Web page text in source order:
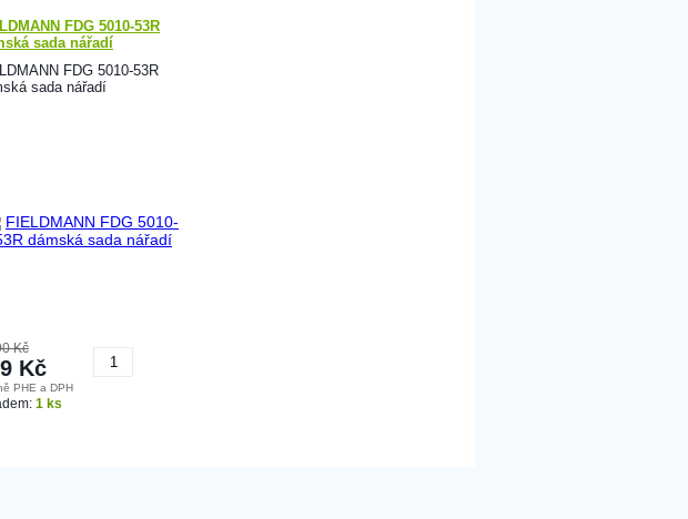
FDG 5010-53R
sada nářadí
FDG 5010-53R
sada nářadí
Kč
Kč
PHE a DPH
1 ks